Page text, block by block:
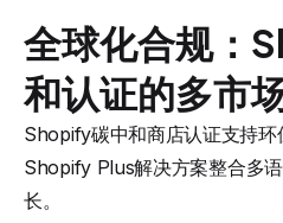
全球化合规：
和认证的多市
Shopify碳中和商店认证支持环
Shopify Plus解决方案整合多
长。